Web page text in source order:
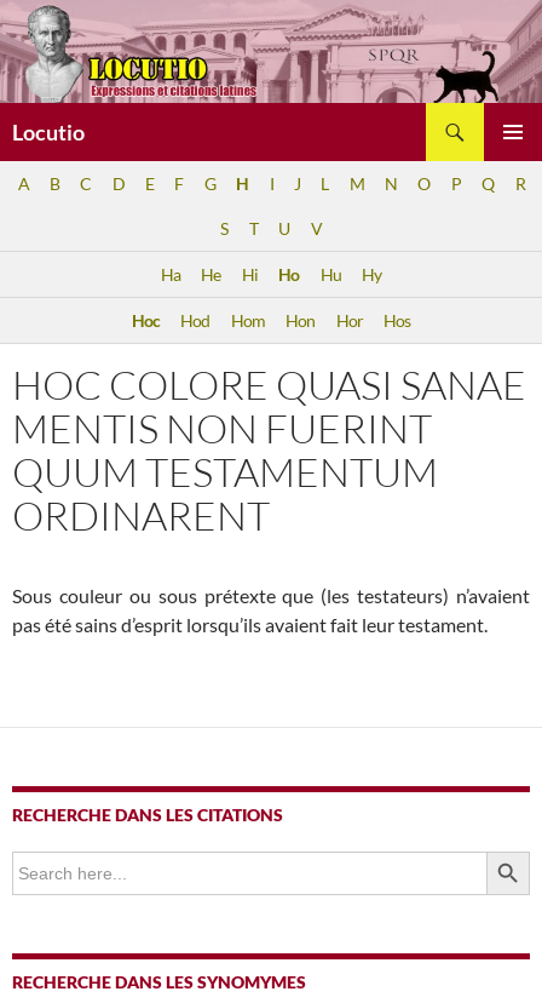
Aller
au
contenu
Locutio
A B C D E F G H I J L M N O P Q R
S T U V
Ha He Hi Ho Hu Hy
Hoc Hod Hom Hon Hor Hos
HOC COLORE QUASI SANAE
MENTIS NON FUERINT
QUUM TESTAMENTUM
ORDINARENT
Sous couleur ou sous prétexte que (les testateurs) n’avaient
pas été sains d’esprit lorsqu’ils avaient fait leur testament.
RECHERCHE DANS LES CITATIONS
Search
for:
SEARCH
RECHERCHE DANS LES SYNOMYMES